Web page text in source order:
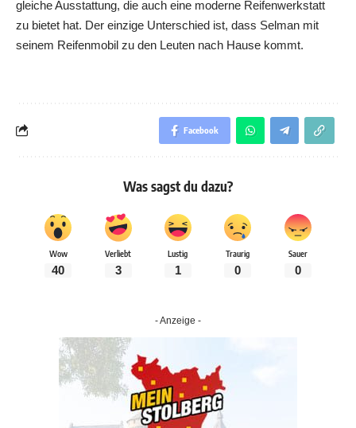
gleiche Ausstattung, die auch eine moderne Reifenwerkstatt
zu bietet hat. Der einzige Unterschied ist, dass Selman mit
seinem Reifenmobil zu den Leuten nach Hause kommt.
Facebook
Was sagst du dazu?
Wow
40
Verliebt
3
Lustig
1
Traurig
0
Sauer
0
- Anzeige -